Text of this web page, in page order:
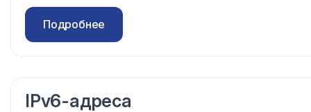
Подробнее
IPv6-адреса